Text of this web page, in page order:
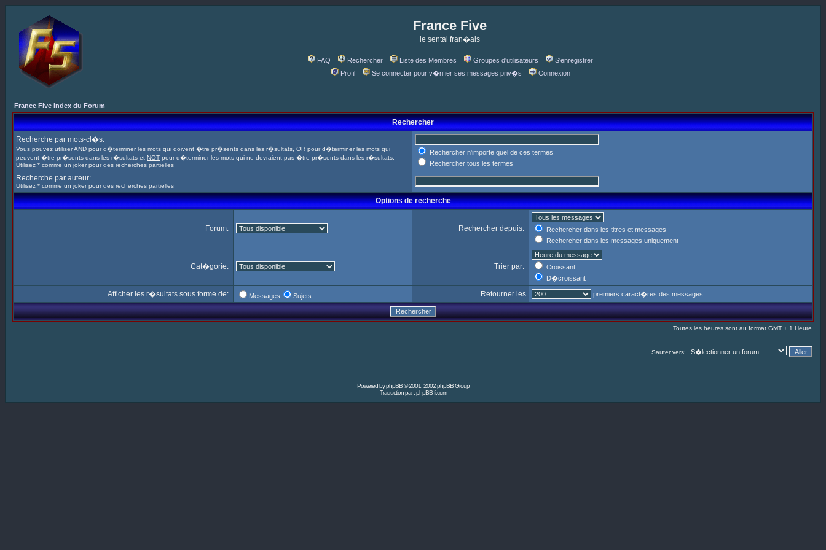
France Five
le sentai fran�ais
FAQ Rechercher Liste des Membres Groupes d'utilisateurs
S'enregistrer
Profil
Se connecter pour v�rifier ses messages priv�s Connexion
France Five Index du Forum
Rechercher
Recherche par mots-cl�s:
Vous pouvez utiliserAND pour d�terminer les mots qui doivent �tre pr�sents dans les r�sultats, OR pour d�terminer les mots qui
peuvent �tre pr�sents dans les r�sultats et NOT pour d�terminer les mots qui ne devraient pas �tre pr�sents dans les r�sultats.
Utilisez * comme un joker pour des recherches partielles
Rechercher n'importe quel de ces termes
Rechercher tous les termes
Recherche par auteur:
Utilisez * comme un joker pour des recherches partielles
Options de recherche
Forum: Rechercher depuis:
Rechercher dans les titres et messages
Rechercher dans les messages uniquement
Cat�gorie: Trier par:
Croissant
D�croissant
Afficher les r�sultats sous forme de: Messages Sujets Retourner les premiers caract�res des messages
Toutes les heures sont au format GMT + 1 Heure
Sauter vers:
Powered byphpBB© 2001, 2002 phpBB Group
Traduction par :phpBB-fr.com